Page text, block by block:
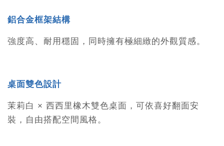
鋁合金框架結構
強度高、耐用穩固，同時擁有極細緻的外觀質感。
桌面雙色設計
茉莉白 × 西西里橡木雙色桌面，可依喜好翻面安
裝，自由搭配空間風格。